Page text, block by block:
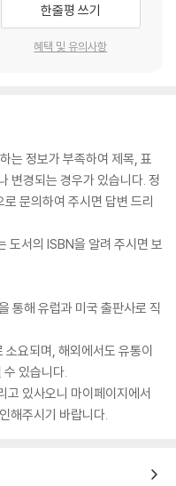
한줄평 쓰기
혜택 및 유의사항
는 정보가 부족하여 제목, 표
변경되는 경우가 있습니다. 정
문의하여 주시면 답변 드리
도서의 ISBN을 알려 주시면 보
통해 유럽과 미국 출판사로 직
요되며, 해외에서도 유통이
있습니다.
고 있사오니 마이페이지에서
해주시기 바랍니다.